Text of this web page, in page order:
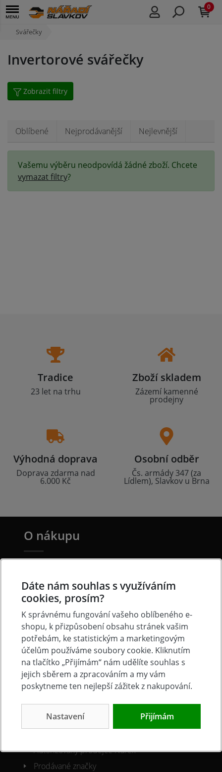
0
Svářečky
Invertorové svářečky
Zobrazit filtry
Oblíbené Nejprodávanější Nejlevnější
Vašemu výběru neodpovídá žádné zboží. Chcete
vymazat filtry?
Tradice
23 let na trhu
Zboží skladem
Zázemí kamenné
prodejny
Výhodná doprava
Doprava zdarma nad
6.000 Kč
Osobní odběr
Čs. armády 347 (za
Lídlem), Slavkov u Brna
O nákupu
Často kladené otázky
Obchodní podmínky
Reklamacni řád
Ochrana osobních údajů
Cookies
O společnosti
Kontakty
O nás
Autorizovaný prodejce Narex
Prodávané značky
Dáte nám souhlas s využíváním
cookies, prosím?
K správnému fungování vašeho oblíbeného e-
shopu, k přizpůsobení obsahu stránek vašim
potřebám, ke statistickým a marketingovým
účelům používáme soubory cookie. Kliknutím
na tlačítko „Přijímám“ nám udělíte souhlas s
jejich sběrem a zpracováním a my vám
poskytneme ten nejlepší zážitek z nakupování.
Nastavení Přijímám